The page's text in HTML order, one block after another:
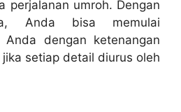
perjalanan umroh. Dengan
Anda bisa memulai
Anda dengan ketenangan
setiap detail diurus oleh